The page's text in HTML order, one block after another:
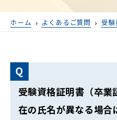
ホーム よくあるご質問 受験
受験資格証明書（卒
在の氏名が異なる場合